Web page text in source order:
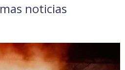
noticias